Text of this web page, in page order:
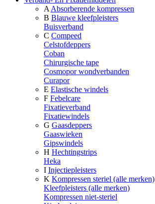
A Absorberende kompressen
B Blauwe kleefpleisters
Buisverband
C Compeed
Celstofdeppers
Coban
Chirurgische tape
Cosmopor wondverbanden
Curapor
E Elastische windels
F Febelcare
Fixatieverband
Fixatiewindels
G Gaasdeppers
Gaaswieken
Gipswindels
H Hechtingstrips
Heka
I Injectiepleisters
K Kompressen steriel (alle merken)
Kleefpleisters (alle merken)
Kompressen niet-steriel